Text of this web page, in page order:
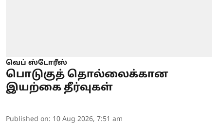
வெப் ஸ்டோரீஸ்
பொடுகுத் தொல்லைக்கான
இயற்கை தீர்வுகள்
Published on: 10 Aug 2026, 7:51 am